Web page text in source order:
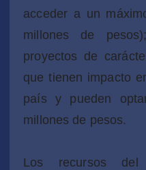
acceder a un
millones de
proyectos de
que tienen impacto
país y pueden
millones de pesos.
Los recursos